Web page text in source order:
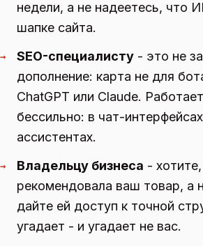
недели, а не надеетесь, что
шапке сайта.
→ SEO-специалисту - это не
дополнение: карта не для
ChatGPT или Claude.
бессильно: в чат-
ассистентах.
→ Владельцу бизнеса -
рекомендовала ваш товар, а
дайте ей доступ к точной
угадает - и угадает не вас.